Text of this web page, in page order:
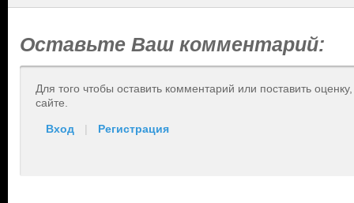
Оставьте Ваш комментарий:
Для того чтобы оставить комментарий или поставить
сайте.
Вход | Регистрация